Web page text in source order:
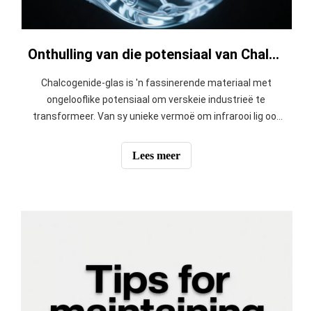
Onthulling van die potensiaal van Chalcogenide-glas
Chalcogenide-glas is 'n fassinerende materiaal met
ongelooflike potensiaal om verskeie industrieë te
transformeer. Van sy unieke vermoë om infrarooi lig oor
maak hierdie spesiale glas nuwe moontlikhede in
tegnologie oop.
Lees meer